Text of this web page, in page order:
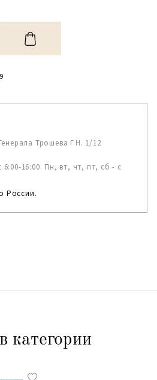
Трошева Г.Н. 1/12
6:00-16:00. Пн, вт, чт, пт, сб - с
России.
категории